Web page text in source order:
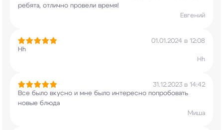
ребята, отлично провели время!
Евгений
01.01.2024 в 12:08
Hh
Hh
31.12.2023 в 14:42
Все было вкусно и мне было интересно попробовать
новые блюда
Миша